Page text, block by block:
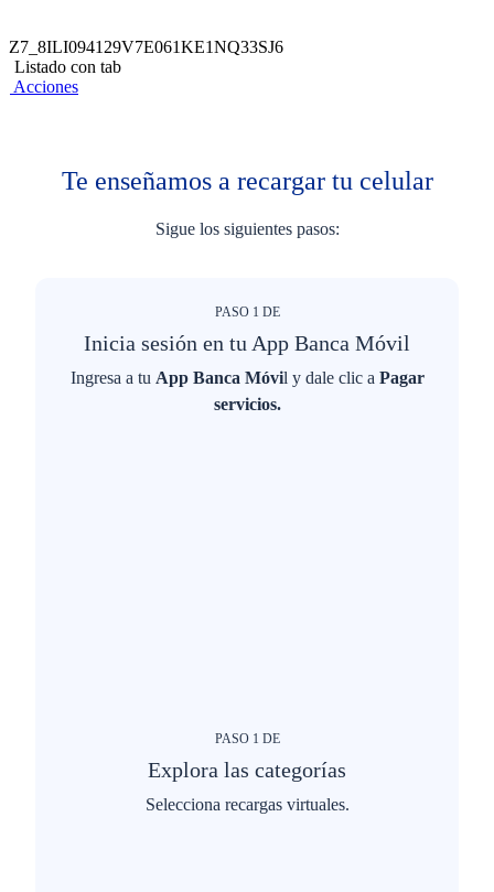
Z7_8ILI094129V7E061KE1NQ33SJ6
Listado con tab
Acciones
Te enseñamos a recargar tu celular
Sigue los siguientes pasos:
PASO 1 DE
Inicia sesión en tu App Banca Móvil
Ingresa a tu App Banca Móvil y dale clic a Pagar
servicios.
PASO 1 DE
Explora las categorías
Selecciona recargas virtuales.